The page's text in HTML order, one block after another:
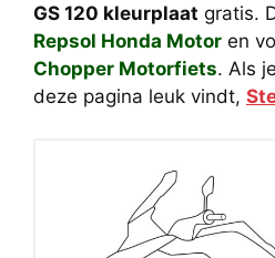
GS 120 kleurplaat gratis.
Repsol Honda Motor en
Chopper Motorfiets. Als
deze pagina leuk vindt,